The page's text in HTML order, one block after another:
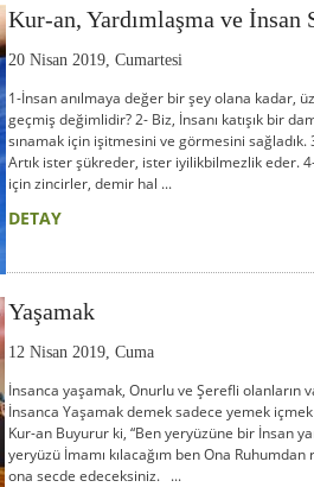
Kur-an, Yardımlaşma ve İnsan
20 Nisan 2019, Cumartesi
1-İnsan anılmaya değer bir şey olana kadar,
geçmiş değimlidir? 2- Biz, İnsanı katışık bir
sınamak için işitmesini ve görmesini
Artık ister şükreder, ister iyilikbilmezlik eder.
için zincirler, demir hal ...
DETAY
Yaşamak
12 Nisan 2019, Cuma
İnsanca yaşamak, Onurlu ve Şerefli olanların
İnsanca Yaşamak demek sadece yemek
Kur-an Buyurur ki, “Ben yeryüzüne bir İnsan
yeryüzü İmamı kılacağım ben Ona
ona secde edeceksiniz. ...